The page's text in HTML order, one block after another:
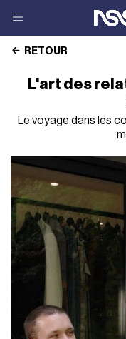
RETOUR
L'art des
Le voyage dans les